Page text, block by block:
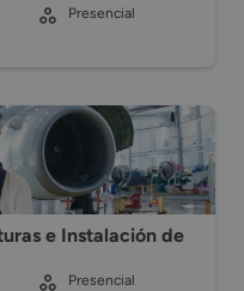
Presencial
e Instalación de
Presencial